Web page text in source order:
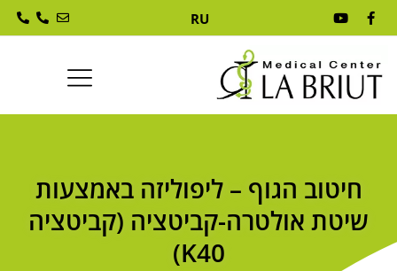
RU
חיטוב הגוף – ליפוליזה באמצעות
שיטת אולטרה-קביטציה (קביטציה
K40)